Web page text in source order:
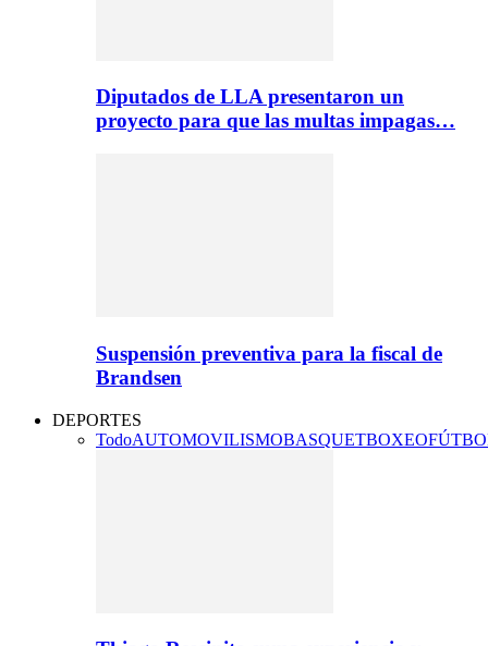
Diputados de LLA presentaron un
proyecto para que las multas impagas…
Suspensión preventiva para la fiscal de
Brandsen
DEPORTES
TodoAUTOMOVILISMOBASQUETBOXEO